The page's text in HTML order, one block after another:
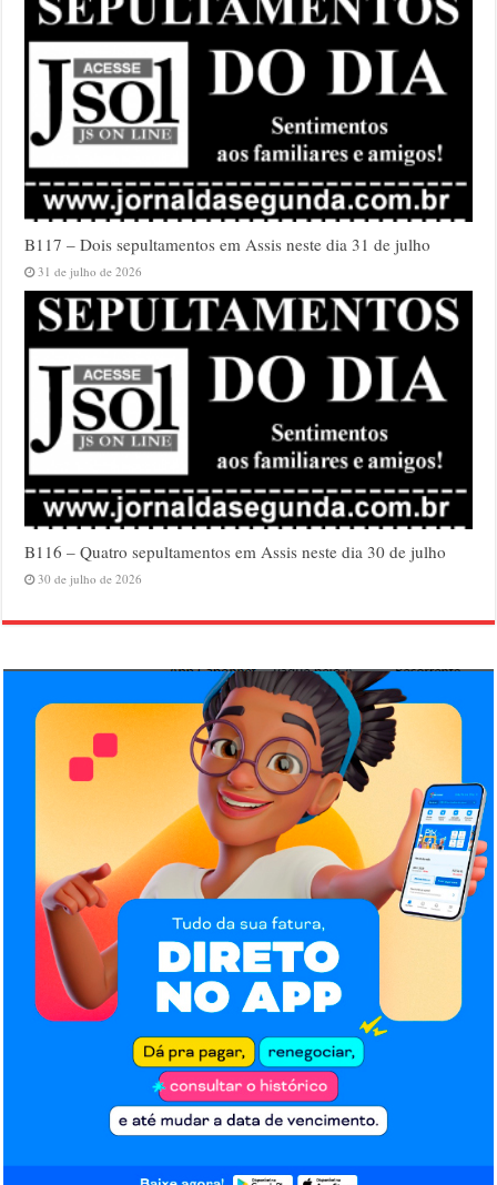
B117 – Dois sepultamentos em Assis neste dia 31 de julho
31 de julho de 2026
B116 – Quatro sepultamentos em Assis neste dia 30 de julho
30 de julho de 2026